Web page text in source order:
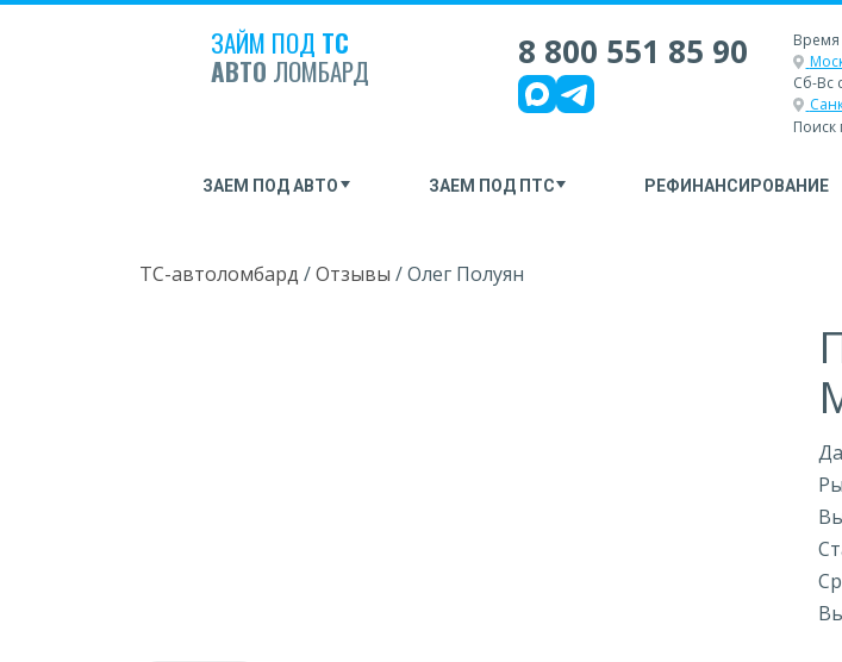
ЗАЙМ ПОД ТС
АВТО ЛОМБАРД 8 800 551 85 90
Время
Сб-Вс
Поиск
ЗАЕМ ПОД АВТО ЗАЕМ ПОД ПТС РЕФИНАНСИРОВАНИЕ
ТС-автоломбард /Отзывы /Олег Полуян